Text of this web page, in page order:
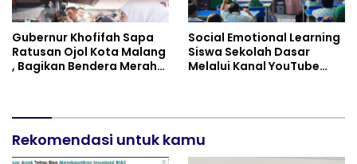
Gubernur Khofifah Sapa
Ratusan Ojol Kota Malang
, Bagikan Bendera Merah
Pokok Tunggakan PKB
Social Emotional Learning
Siswa Sekolah Dasar
Melalui Kanal YouTube
Rekomendasi untuk kamu